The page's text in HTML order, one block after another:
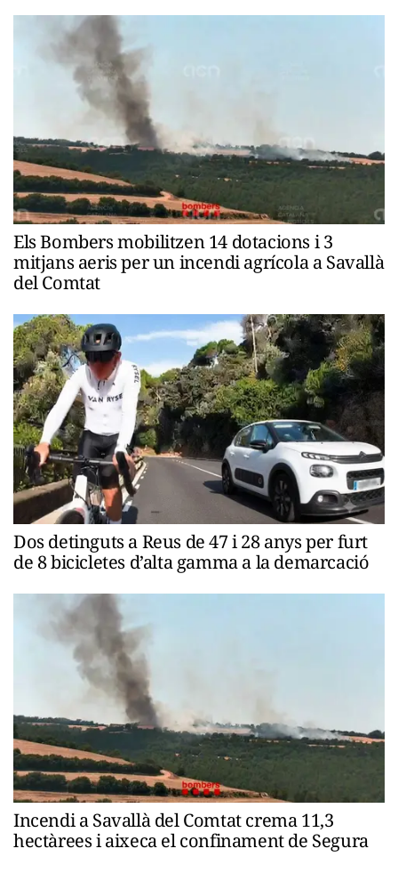
Els Bombers mobilitzen 14 dotacions i 3
mitjans aeris per un incendi agrícola a Savallà
del Comtat
Dos detinguts a Reus de 47 i 28 anys per furt
de 8 bicicletes d’alta gamma a la demarcació
Incendi a Savallà del Comtat crema 11,3
hectàrees i aixeca el confinament de Segura